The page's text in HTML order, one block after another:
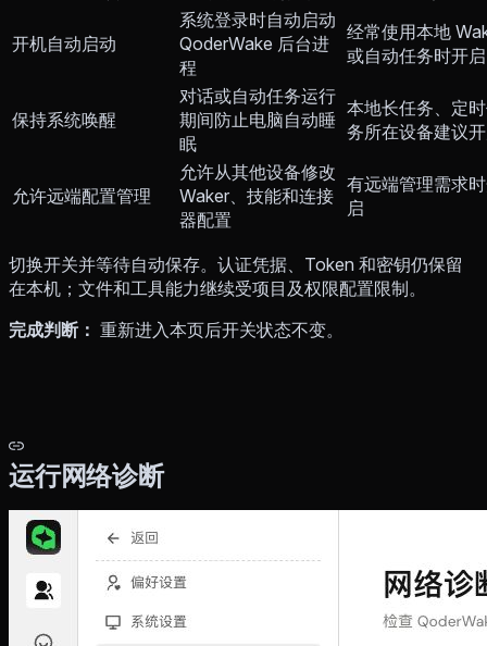
开机自动启动
系统登录时自动启动
QoderWake 后台进
程
经常使用本地
或自动任务时开启
保持系统唤醒
对话或自动任务运行
期间防止电脑自动睡
眠
本地长任务、定
务所在设备建议
允许远端配置管理
允许从其他设备修改
Waker、技能和连接
器配置
有远端管理需求
启
切换开关并等待自动保存。认证凭据、Token 和密钥仍保留
在本机；文件和工具能力继续受项目及权限配置限制。
完成判断： 重新进入本页后开关状态不变。
运行网络诊断